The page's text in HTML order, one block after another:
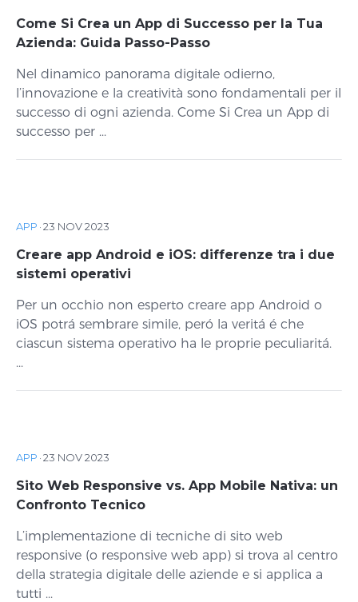
Come Si Crea un App di Successo per la Tua
Azienda: Guida Passo-Passo
Nel dinamico panorama digitale odierno,
l’innovazione e la creatività sono fondamentali per il
successo di ogni azienda. Come Si Crea un App di
successo per ...
APP ·23 NOV 2023
Creare app Android e iOS: differenze tra i due
sistemi operativi
Per un occhio non esperto creare app Android o
iOS potrá sembrare simile, peró la veritá é che
ciascun sistema operativo ha le proprie peculiaritá.
...
APP ·23 NOV 2023
Sito Web Responsive vs. App Mobile Nativa: un
Confronto Tecnico
L’implementazione di tecniche di sito web
responsive (o responsive web app) si trova al centro
della strategia digitale delle aziende e si applica a
tutti ...